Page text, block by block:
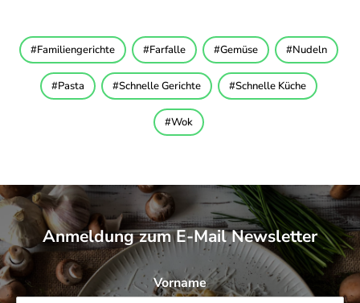
Familiengerichte Farfalle Gemüse Nudeln
Pasta Schnelle Gerichte Schnelle Küche
Wok
Anmeldung zum E-Mail Newsletter
Vorname